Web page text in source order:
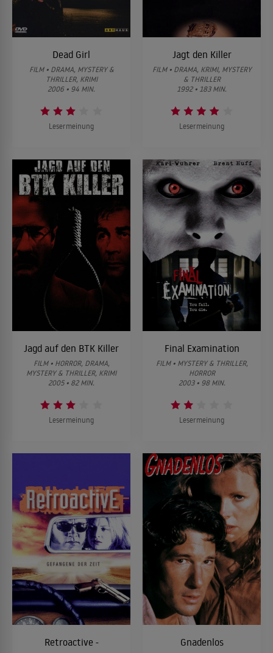
Dead Girl
FILM • DRAMA, MYSTERY &
THRILLER, KRIMI
2006 • 94 MIN.
Lesermeinung
Jagt den Killer
FILM • DRAMA, KRIMI, MYSTERY
& THRILLER
1992 • 183 MIN.
Lesermeinung
Jagd auf den BTK Killer
FILM • HORROR, DRAMA,
MYSTERY & THRILLER, KRIMI
2005 • 82 MIN.
Lesermeinung
Final Examination
FILM • MYSTERY & THRILLER,
HORROR
2003 • 98 MIN.
Lesermeinung
Retroactive -
Gnadenlos